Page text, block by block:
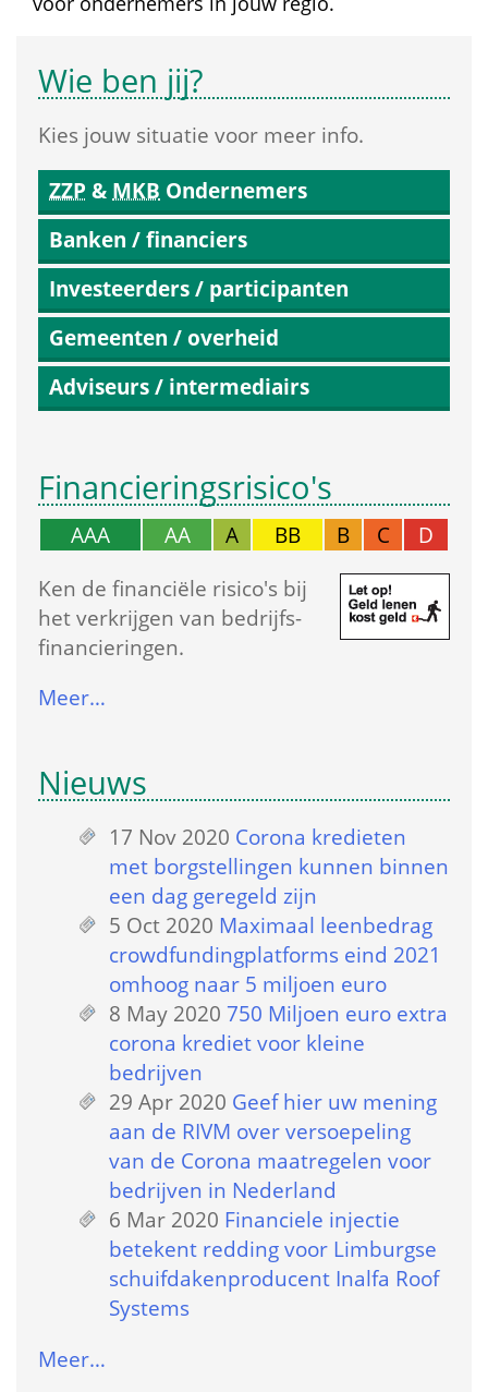
Wie ben jij?
Kies jouw situatie voor meer info.
ZZP & MKB Ondernemers
Banken / financiers
Investeerders / participanten
Gemeenten / overheid
Adviseurs / intermediairs
Financierings­risico's
AAA AA A BB B C
D
Ken de financiële risico's bij
het verkrijgen van bedrijfs­
financieringen.
Meer…
Nieuws
17 Nov 2020 Corona kredieten
met borgstellingen kunnen binnen
een dag geregeld zijn
5 Oct 2020 Maximaal leenbedrag
crowdfundingplatforms eind 2021
omhoog naar 5 miljoen euro
8 May 2020 750 Miljoen euro extra
corona krediet voor kleine
bedrijven
29 Apr 2020 Geef hier uw mening
aan de RIVM over versoepeling
van de Corona maatregelen voor
bedrijven in Nederland
6 Mar 2020 Financiele injectie
betekent redding voor Limburgse
schuifdakenproducent Inalfa Roof
Systems
Meer…